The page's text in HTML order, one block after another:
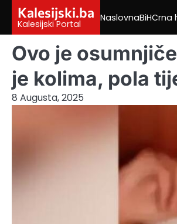
content
Kalesijski.ba
Kalesijski Portal
NaslovnaBiHCrna
Ovo je
je kolima, pola
8 Augusta, 2025